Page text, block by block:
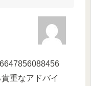
重なアドバイ